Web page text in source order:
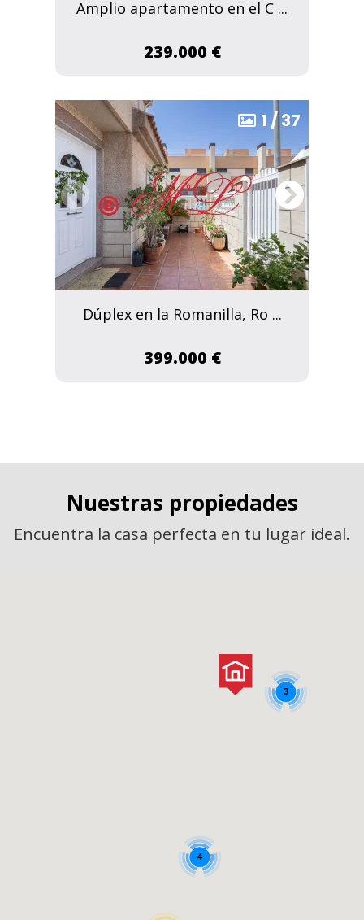
Amplio apartamento en el C ...
239.000 €
1 /37
Dúplex en la Romanilla, Ro ...
399.000 €
Nuestras propiedades
Encuentra la casa perfecta en tu lugar ideal.
3
4